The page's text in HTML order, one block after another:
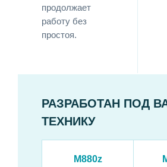
продолжает
работу без
простоя.
РАЗРАБОТАН ПОД
ТЕХНИКУ
M880z